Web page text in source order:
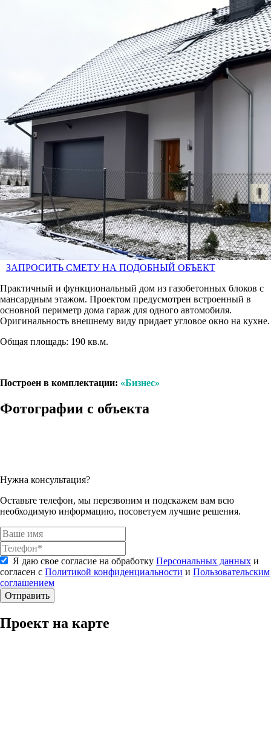
ЗАПРОСИТЬ СМЕТУ НА ПОДОБНЫЙ ОБЪЕКТ
Практичный и функциональный дом из газобетонных блоков с
мансардным этажом. Проектом предусмотрен встроенный в
основной периметр дома гараж для одного автомобиля.
Оригинальность внешнему виду придает угловое окно на кухне.
Общая площадь: 190 кв.м.
Построен в комплектации: «Бизнес»
Фотографии с объекта
Нужна консультация?
Оставьте телефон, мы перезвоним и подскажем вам всю
необходимую информацию, посоветуем лучшие решения.
Я даю свое согласие на обработку Персональных данных и
согласен с Политикой конфиденциальности и Пользовательским
соглашением
Отправить
Проект на карте